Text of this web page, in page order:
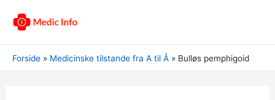
Forside Medicinske tilstande fra A til Å Bulløs pemphigoid